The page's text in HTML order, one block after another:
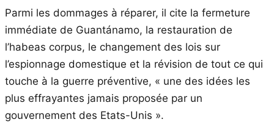
Parmi les dommages à réparer, il cite la fermeture
immédiate de Guantánamo, la restauration de
l’habeas corpus, le changement des lois sur
l’espionnage domestique et la révision de tout ce qui
touche à la guerre préventive, « une des idées les
plus effrayantes jamais proposée par un
gouvernement des Etats-Unis ».